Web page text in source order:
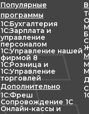
Популярные
программы
1С:Бухгалтерия
1С:Зарплата и
управление
персоналом
1С:Управление нашей
фирмой 8
1С:Розница и
1С:Управление
торговлей
Дополнительно
1С:Фреш
Сопровождение 1С
Онлайн-кассы и